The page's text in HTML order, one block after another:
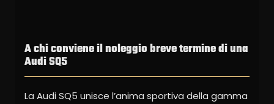
A chi conviene il noleggio breve termine di una
Audi SQ5
La Audi SQ5 unisce l’anima sportiva della gamma